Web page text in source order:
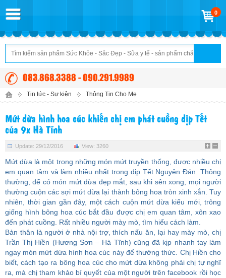
0
083.868.3388 - 090.291.9989
Tin tức - Sự kiện Thông Tin Cho Mẹ
Mứt dừa hình hoa cúc khiến chị em phát cuồng dịp Tết
của 9x Hà Tĩnh
Update: 29/12/2016 View: 3260
Mứt dừa là một trong những món mứt truyền thống, được nhiều chị
em quan tâm và làm nhiều nhất trong dịp Tết Nguyên Đán. Thông
thường, để có món mứt dừa đẹp mắt, sau khi sên xong, mọi người
thường cuộn các sợi mứt dừa lại thành bông hoa tròn xinh xắn. Tuy
nhiên, thời gian gần đây, một cách cuộn mứt dừa kiểu mới, trông
giống hình bông hoa cúc bắt đầu được chị em quan tâm, xôn xao
đến phát cuồng. Rất nhiều người mày mò, tìm hiểu cách làm.
Bản thân là người ở nhà nội trợ, thích nấu ăn, lại hay mày mò, chị
Trần Thị Hiền (Hương Sơn – Hà Tĩnh) cũng đã kịp nhanh tay làm
ngay món mứt dừa hình hoa cúc này để thưởng thức. Chị Hiền cho
biết, cách tạo ra bông hoa cúc cho mứt dừa không phải chị tự nghĩ
ra, mà chị tham khảo bí quyết của một người trên facebook rồi học